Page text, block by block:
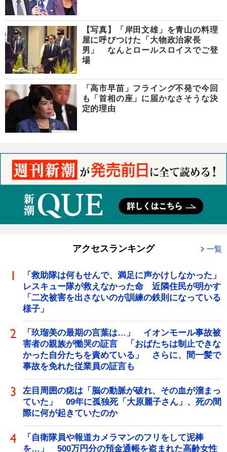
【写真】「岸田文雄」を青山の料理
屋に呼びつけた「大物政治家長
男」 なんとロールスロイスでご登
場
「高市早苗」フライング不発で今回
も「首相の座」に届かなさそうな決
定的理由
アクセスランキング 一覧
「救助隊は何もせんで、満足に声かけしなかった」
レスキュー隊が救えなかった命 近隣住民が明かす
「二次被害を出さないのが訓練の鉄則になっている
様子」
「玖瑠美の最期の言葉は…」 イオンモール事故被
害者の親族が慟哭の証言 「おばたちは制止できな
かった自分たちを責めている」 さらに、間一髪で
事故を免れた従業員の証言も
左目周囲の痣は「脳の動脈が破れ、その血が溜まっ
ていた」 09年に孤独死「大原麗子さん」、死の間
際に何が起きていたのか
「自衛隊員や報道カメラマンのフリをして泥棒
を…」 500万円分の預金通帳を盗まれた高齢女性